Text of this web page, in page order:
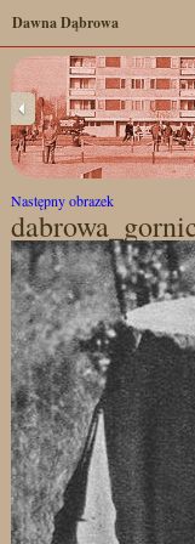
Następny obrazek
Dawna Dąbrowa